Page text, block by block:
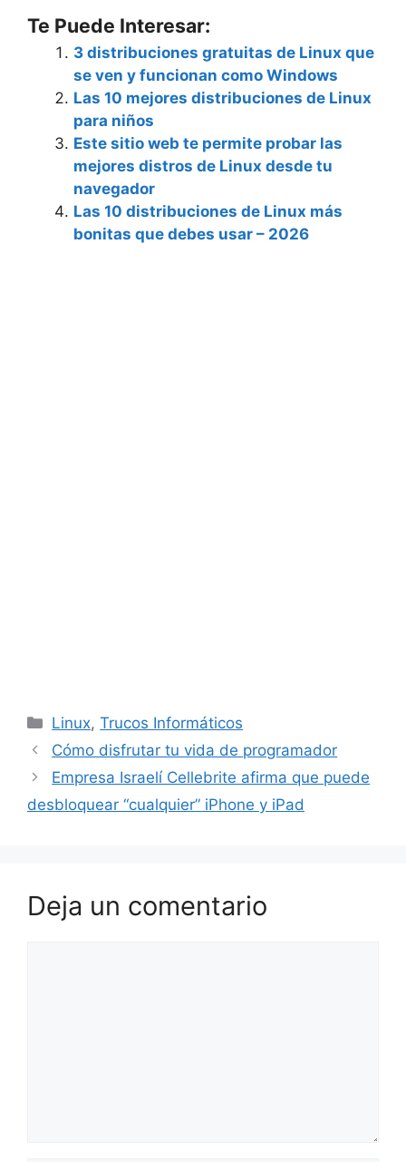
Te Puede Interesar:
3 distribuciones gratuitas de Linux que
se ven y funcionan como Windows
Las 10 mejores distribuciones de Linux
para niños
Este sitio web te permite probar las
mejores distros de Linux desde tu
navegador
Las 10 distribuciones de Linux más
bonitas que debes usar – 2026
Categorías
Linux,Trucos Informáticos
Cómo disfrutar tu vida de programador
Empresa Israelí Cellebrite afirma que puede
desbloquear “cualquier” iPhone y iPad
Deja un comentario